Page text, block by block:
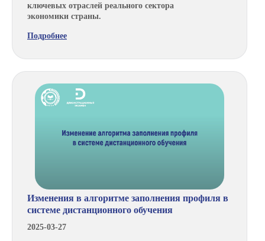
ключевых отраслей реального сектора
экономики страны.
Подробнее
Изменения в алгоритме заполнения профиля в
системе дистанционного обучения
2025-03-27